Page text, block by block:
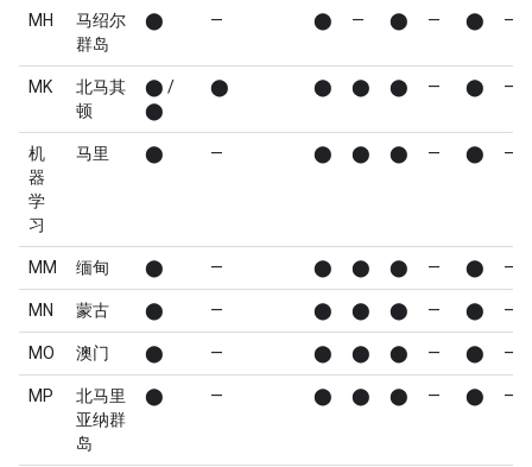
MH
马绍尔
群岛
⬤ — ⬤ — ⬤ — ⬤ —
MK
北马其
顿
⬤ /
⬤
⬤ ⬤ ⬤ ⬤ — ⬤ —
机
器
学
习
马里 ⬤ — ⬤ ⬤ ⬤ — ⬤ —
MM 缅甸 ⬤ — ⬤ ⬤ ⬤ — ⬤ —
MN 蒙古 ⬤ — ⬤ ⬤ ⬤ — ⬤ —
MO 澳门 ⬤ — ⬤ ⬤ ⬤ — ⬤ —
MP
北马里
亚纳群
岛
⬤ — ⬤ ⬤ ⬤ — ⬤ —